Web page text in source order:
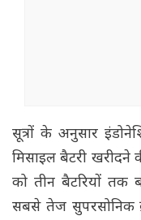
सूत्रों के अनुसार
मिसाइल बैटरी खरीदने
को तीन बैटरियों तक
सबसे तेज सुपरसोनिक